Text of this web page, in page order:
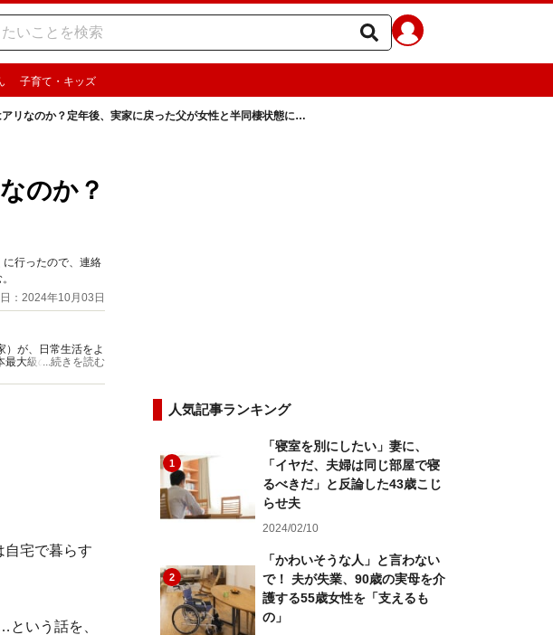
子育て・キッズ
アリなのか？定年後、実家に戻った父が女性と半同棲状態に…
のか？
に行ったので、連絡
：2024年10月03日
）が、日常生活をよ
最大級の総合情報サ
...続きを読む
自宅で暮らす
いう話を、
人気記事ランキング
1
「寝室を別にしたい」妻に、
「イヤだ、夫婦は同じ部屋で寝
るべきだ」と反論した43歳こじ
らせ夫
2024/02/10
2
「かわいそうな人」と言わない
で！ 夫が失業、90歳の実母を介
護する55歳女性を「支えるも
の」